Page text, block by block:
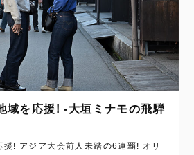
域を応援! -大垣ミナモの飛騨
援! アジア大会前人未踏の6連覇! オリ